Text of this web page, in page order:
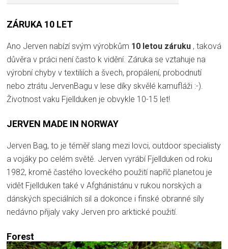
ZÁRUKA 10 LET
Ano Jerven nabízí svým výrobkům 10 letou záruku , taková
důvěra v práci není často k vidění. Záruka se vztahuje na
výrobní chyby v textiliích a švech, propálení, probodnutí
nebo ztrátu JervenBagu v lese díky skvělé kamufláži :-).
Životnost vaku Fjellduken je obvykle 10-15 let!
JERVEN MADE IN NORWAY
Jerven Bag, to je téměř slang mezi lovci, outdoor specialisty
a vojáky po celém světě. Jerven vyrábí Fjellduken od roku
1982, kromě častého loveckého použití napříč planetou je
vidět Fjellduken také v Afghánistánu v rukou norských a
dánských speciálních sil a dokonce i finské obranné síly
nedávno přijaly vaky Jerven pro arktické použití.
Forest